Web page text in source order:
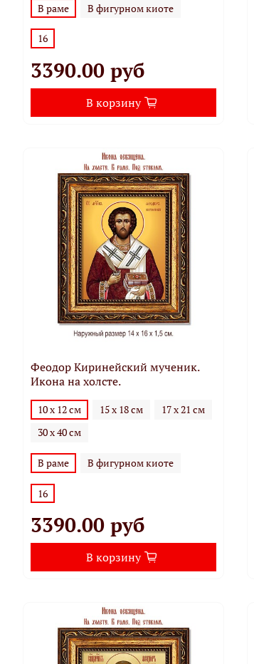
В раме В фигурном киоте
16
3390.00 руб
В корзину
Феодор Киринейский мученик.
Икона на холсте.
10 х 12 см 15 х 18 см
17 х 21 см
30 х 40 см
В раме В фигурном киоте
16
3390.00 руб
В корзину